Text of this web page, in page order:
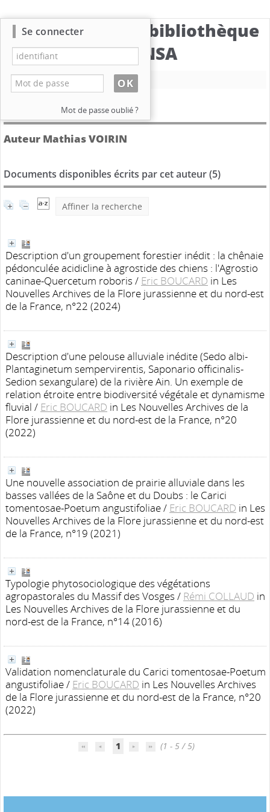
Catalogue de la bibliothèque
du CBNSA
Nouvelle recherche
Détail de l'auteur
Auteur Mathias VOIRIN
Documents disponibles écrits par cet auteur (5)
Affiner la recherche
Description d'un groupement forestier inédit : la chênaie
pédonculée acidicline à agrostide des chiens : l'Agrostio
caninae-Quercetum roboris / Eric BOUCARD in Les
Nouvelles Archives de la Flore jurassienne et du nord-est
de la France, n°22 (2024)
Description d'une pelouse alluviale inédite (Sedo albi-
Plantaginetum sempervirentis, Saponario officinalis-
Sedion sexangulare) de la rivière Ain. Un exemple de
relation étroite entre biodiversité végétale et dynamisme
fluvial / Eric BOUCARD in Les Nouvelles Archives de la
Flore jurassienne et du nord-est de la France, n°20
(2022)
Une nouvelle association de prairie alluviale dans les
basses vallées de la Saône et du Doubs : le Carici
tomentosae-Poetum angustifoliae/ Eric BOUCARD in Les
Nouvelles Archives de la Flore jurassienne et du nord-est
de la France, n°19 (2021)
Typologie phytosociologique des végétations
agropastorales du Massif des Vosges / Rémi COLLAUD in
Les Nouvelles Archives de la Flore jurassienne et du
nord-est de la France, n°14 (2016)
Validation nomenclaturale du Carici tomentosae-Poetum
angustifoliae/ Eric BOUCARD in Les Nouvelles Archives
de la Flore jurassienne et du nord-est de la France, n°20
(2022)
1 (1 - 5 / 5)
Se connecter
Mot de passe oublié ?